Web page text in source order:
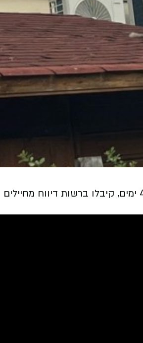
פקחי רשות הטבע והגנים הצליחו ללכוד הבוקר (שישי) קוף גנון ירוק נוסף ולהעבירו בבטחה להמשך טיפול ובדיקות. לפני 4